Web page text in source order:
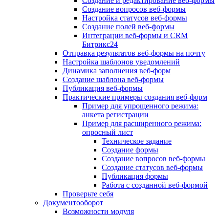
Создание вопросов веб-формы
Настройка статусов веб-формы
Создание полей веб-формы
Интеграции веб-формы и CRM
Битрикс24
Отправка результатов веб-формы на почту
Настройка шаблонов уведомлений
Динамика заполнения веб-форм
Создание шаблона веб-формы
Публикация веб-формы
Практические примеры создания веб-форм
Пример для упрощенного режима:
анкета регистрации
Пример для расширенного режима:
опросный лист
Техническое задание
Создание формы
Создание вопросов веб-формы
Создание статусов веб-формы
Публикация формы
Работа с созданной веб-формой
Проверьте себя
Документооборот
Возможности модуля